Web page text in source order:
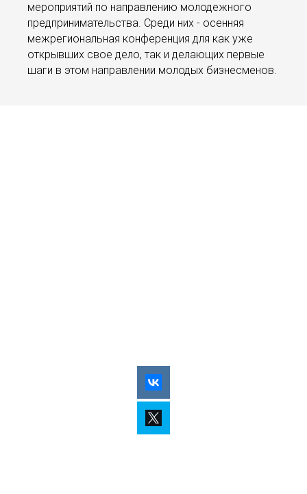
мероприятий по направлению молодежного
предпринимательства. Среди них - осенняя
межрегиональная конференция для как уже
открывших свое дело, так и делающих первые
шаги в этом направлении молодых бизнесменов.